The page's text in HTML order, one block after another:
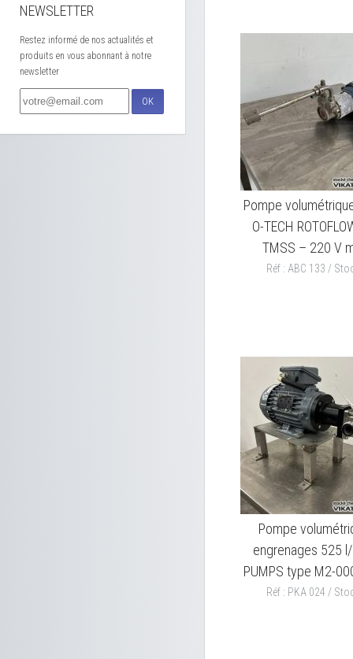
NEWSLETTER
Restez informé de nos actualités et
produits en vous abonnant à notre
newsletter
OK
Pompe
O-TECH
TMSS – 220 V
Réf : ABC 133 /
Pompe
engrenages 525
PUMPS type M2-
Réf : PKA 024 /